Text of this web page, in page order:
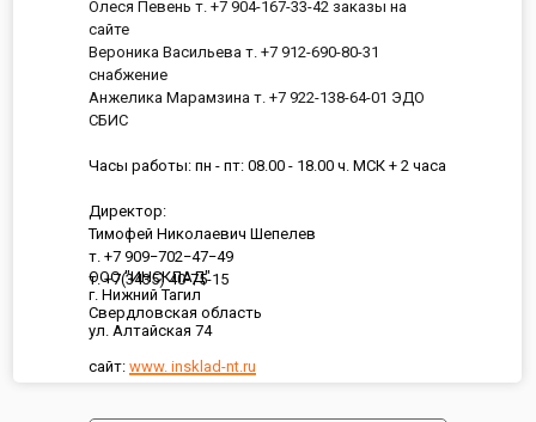
ООО "ИНСКЛАД"
г. Нижний Тагил
Свердловская область
ул. Алтайская 74
сайт: www. insklad-nt.ru
Олеся Певень т. +7 904-167-33-42 заказы на
сайте
Вероника Васильева т. +7 912-690-80-31
снабжение
Анжелика Марамзина т. +7 922-138-64-01 ЭДО
СБИС
Часы работы: пн - пт: 08.00 - 18.00 ч. МСК + 2 часа
Директор:
Тимофей Николаевич Шепелев
т. +7 909−702−47−49
т. +7(3435) 40-75-15